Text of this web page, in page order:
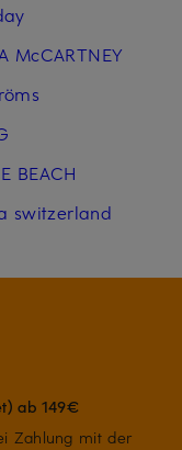
McCARTNEY
BEACH
switzerland
ab 149€
Zahlung mit der